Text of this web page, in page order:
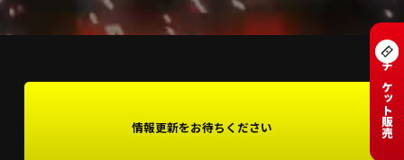
チケット販売
情報更新をお待ちください